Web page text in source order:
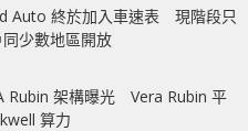
Auto 終於加入車速表 現階段只
少數地區開放
Rubin 架構曝光 Vera Rubin 平
算力